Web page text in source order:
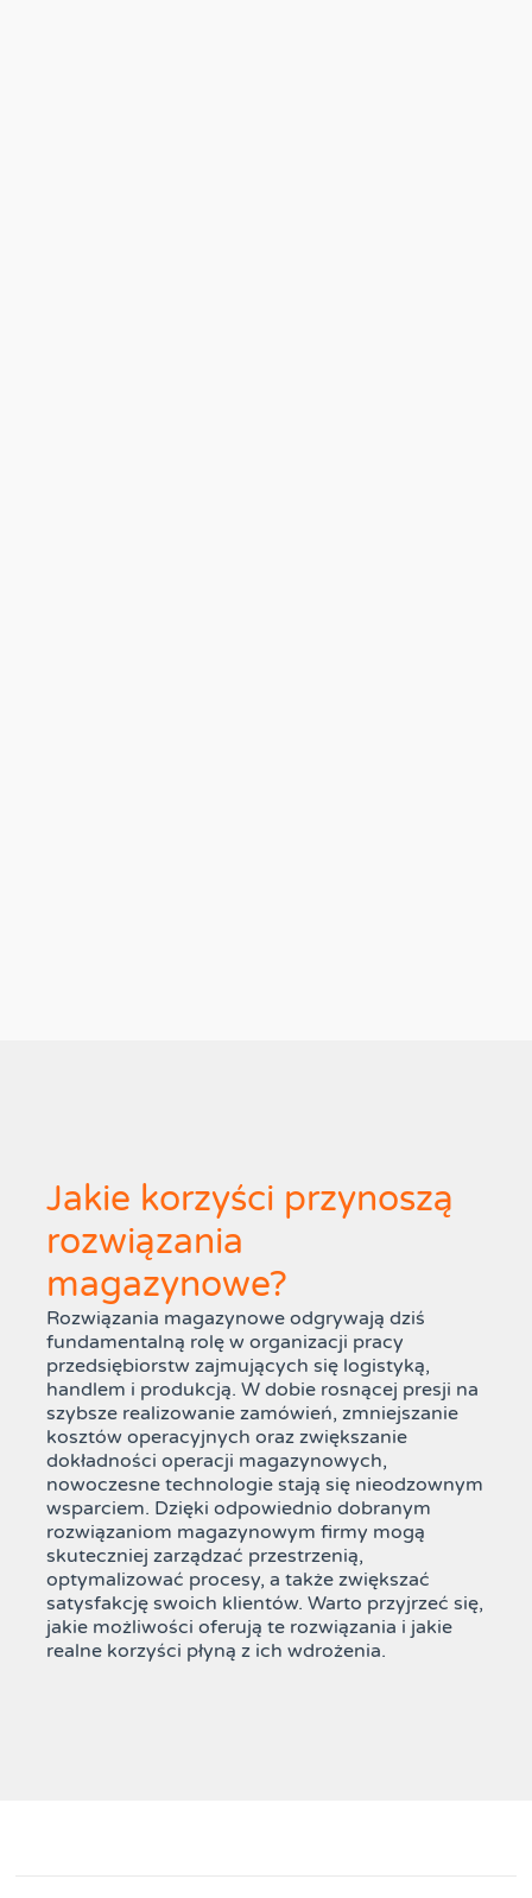
Jakie korzyści przynoszą
rozwiązania
magazynowe?
Rozwiązania magazynowe odgrywają dziś
fundamentalną rolę w organizacji pracy
przedsiębiorstw zajmujących się logistyką,
handlem i produkcją. W dobie rosnącej presji na
szybsze realizowanie zamówień, zmniejszanie
kosztów operacyjnych oraz zwiększanie
dokładności operacji magazynowych,
nowoczesne technologie stają się nieodzownym
wsparciem. Dzięki odpowiednio dobranym
rozwiązaniom magazynowym firmy mogą
skuteczniej zarządzać przestrzenią,
optymalizować procesy, a także zwiększać
satysfakcję swoich klientów. Warto przyjrzeć się,
jakie możliwości oferują te rozwiązania i jakie
realne korzyści płyną z ich wdrożenia.